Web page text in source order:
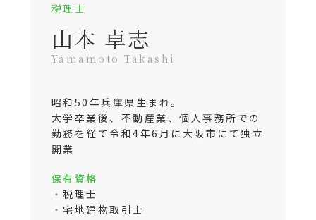
税理士
山本 卓志
Yamamoto Takashi
昭和50年兵庫県生まれ。
大学卒業後、不動産業、個人事務所での
勤務を経て令和4年6月に大阪市にて独立
開業
保有資格
・税理士
・宅地建物取引士